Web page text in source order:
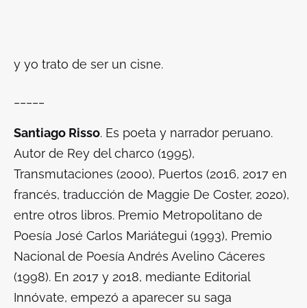
y yo trato de ser un cisne.
Santiago Risso. Es poeta y narrador peruano.
Autor de Rey del charco (1995),
Transmutaciones (2000), Puertos (2016, 2017 en
francés, traducción de Maggie De Coster, 2020),
entre otros libros. Premio Metropolitano de
Poesía José Carlos Mariátegui (1993), Premio
Nacional de Poesía Andrés Avelino Cáceres
(1998). En 2017 y 2018, mediante Editorial
Innóvate, empezó a aparecer su saga